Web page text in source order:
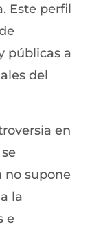
Este perfil
públicas a
del
en
no supone
la
e